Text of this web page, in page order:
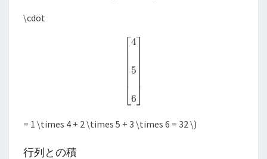
\cdot
456
= 1 \times 4 + 2 \times 5 + 3 \times 6 = 32 \)
行列との積